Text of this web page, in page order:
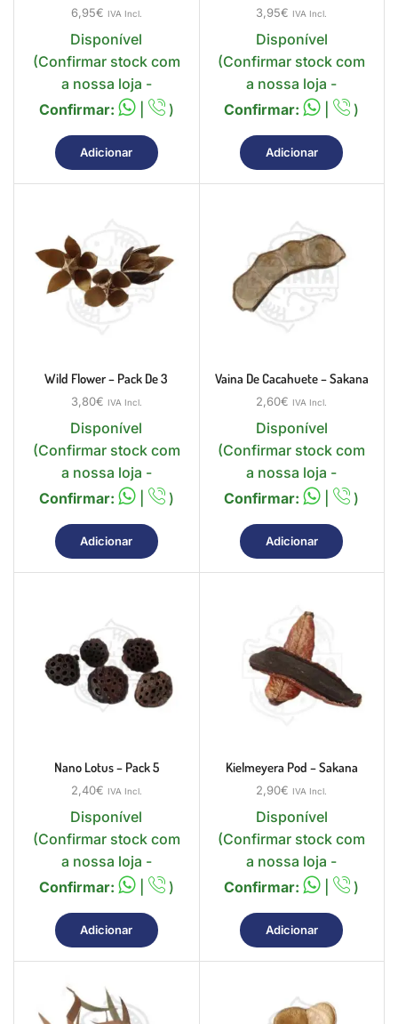
6,95€ IVA Incl.
Disponível
(Confirmar stock com
a nossa loja -
Confirmar:
| )
Adicionar
3,95€ IVA Incl.
Disponível
(Confirmar stock com
a nossa loja -
Confirmar:
| )
Adicionar
Wild Flower – Pack De 3
3,80€ IVA Incl.
Disponível
(Confirmar stock com
a nossa loja -
Confirmar:
| )
Adicionar
Vaina De Cacahuete – Sakana
2,60€ IVA Incl.
Disponível
(Confirmar stock com
a nossa loja -
Confirmar:
| )
Adicionar
Nano Lotus – Pack 5
2,40€ IVA Incl.
Disponível
(Confirmar stock com
a nossa loja -
Confirmar:
| )
Adicionar
Kielmeyera Pod – Sakana
2,90€ IVA Incl.
Disponível
(Confirmar stock com
a nossa loja -
Confirmar:
| )
Adicionar